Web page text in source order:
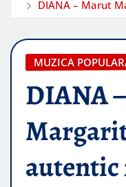
DIANA – Marut
MUZICA
DIANA
autentic